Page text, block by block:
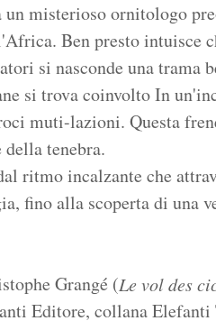
misterioso ornitologo
Ben presto intuisce
si nasconde una trama
si trova coinvolto In
muti-lazioni. Questa
cuore della tenebra.
ritmo incalzante che
fino alla scoperta di una
Grangé (Le vol des
Editore, collana